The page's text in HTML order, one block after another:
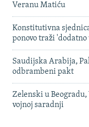
Veranu Matiću
Konstitutivna
ponovo traži
Saudijska Arabija,
odbrambeni pakt
Zelenski u
vojnoj saradnji